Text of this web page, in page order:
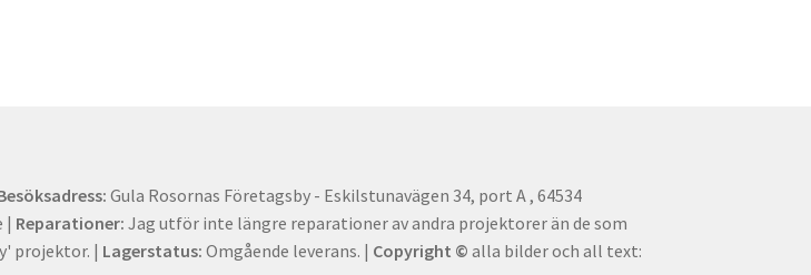
Gula Rosornas Företagsby - Eskilstunavägen 34, port A , 64534
| Reparationer: Jag utför inte längre reparationer av andra projektorer än de som
projektor. | Lagerstatus: Omgående leverans. | Copyright © alla bilder och all text: